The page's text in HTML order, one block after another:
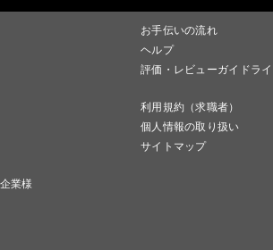
お手伝いの流れ
ヘルプ
評価・レビューガイドラ
利用規約（求職者）
個人情報の取り扱い
サイトマップ
業様